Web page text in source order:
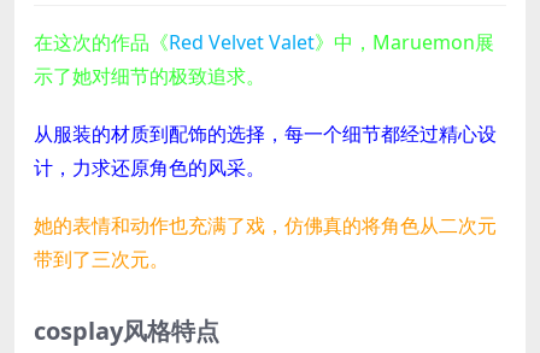
在这次的作品《Red Velvet Valet》中，Maruemon展
示了她对细节的极致追求。
从服装的材质到配饰的选择，每一个细节都经过精心设
计，力求还原角色的风采。
她的表情和动作也充满了戏，仿佛真的将角色从二次元
带到了三次元。
cosplay风格特点